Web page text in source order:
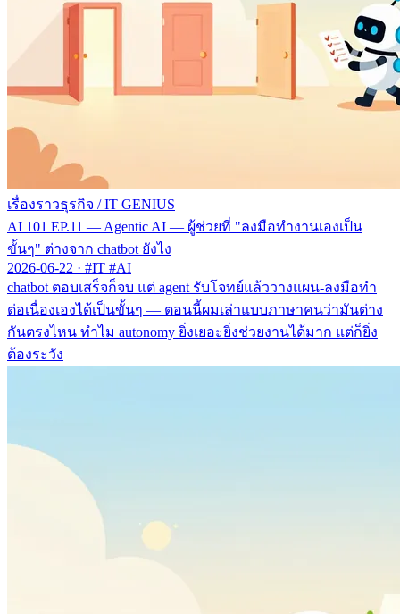
เรื่องราวธุรกิจ / IT GENIUS
AI 101 EP.11 — Agentic AI — ผู้ช่วยที่ "ลงมือทำงานเองเป็น
ขั้นๆ" ต่างจาก chatbot ยังไง
2026-06-22 · #IT #AI
chatbot ตอบเสร็จก็จบ แต่ agent รับโจทย์แล้ววางแผน-ลงมือทำ
ต่อเนื่องเองได้เป็นขั้นๆ — ตอนนี้ผมเล่าแบบภาษาคนว่ามันต่าง
กันตรงไหน ทำไม autonomy ยิ่งเยอะยิ่งช่วยงานได้มาก แต่ก็ยิ่ง
ต้องระวัง